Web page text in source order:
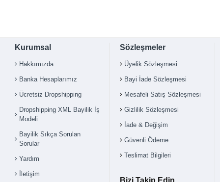
Kurumsal
Hakkımızda
Banka Hesaplarımız
Ücretsiz Dropshipping
Dropshipping XML Bayilik İş
Modeli
Bayilik Sıkça Sorulan
Sorular
Yardım
İletişim
Sözleşmeler
Üyelik Sözleşmesi
Bayi İade Sözleşmesi
Mesafeli Satış Sözleşmesi
Gizlilik Sözleşmesi
İade & Değişim
Güvenli Ödeme
Teslimat Bilgileri